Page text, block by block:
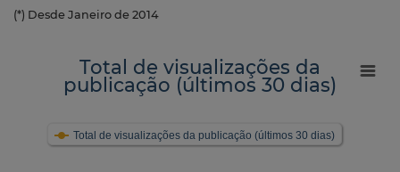
(*) Desde Janeiro de 2014
Total de visualizações da
publicação (últimos 30 dias)
Total de visualizações da publicação (últimos 30 dias)